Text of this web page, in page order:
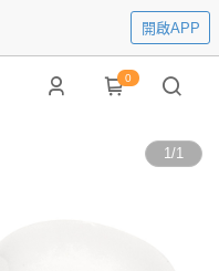
開啟APP
0
1/1